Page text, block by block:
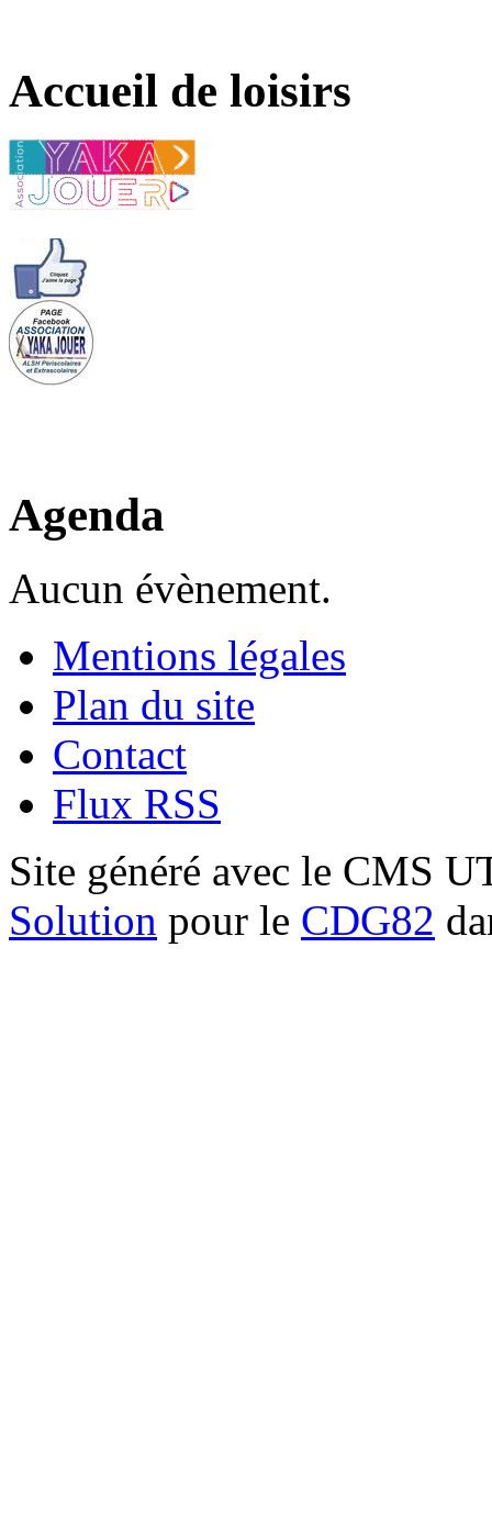
Accueil de loisirs
Agenda
Aucun évènement.
Mentions légales
Plan du site
Contact
Flux RSS
Site généré avec le CMS
Solution pour le CDG82